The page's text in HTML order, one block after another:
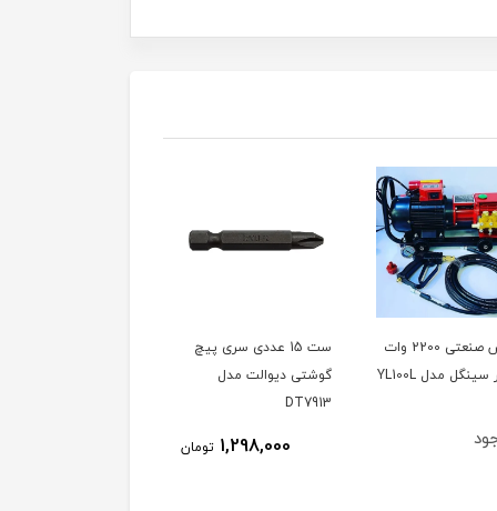
کارواش صنعتی 2200 وات
ست 15 عددی سری پیچ
گوشتی دیوالت مدل
DT7913
1,298,000 تومان